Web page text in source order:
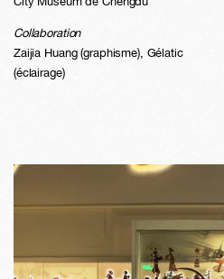
Collaboration
Zaijia Huang (graphisme), Gélatic
(éclairage)